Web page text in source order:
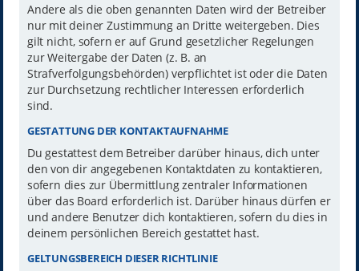
Andere als die oben genannten Daten wird der Betreiber
nur mit deiner Zustimmung an Dritte weitergeben. Dies
gilt nicht, sofern er auf Grund gesetzlicher Regelungen
zur Weitergabe der Daten (z. B. an
Strafverfolgungsbehörden) verpflichtet ist oder die Daten
zur Durchsetzung rechtlicher Interessen erforderlich
sind.
GESTATTUNG DER KONTAKTAUFNAHME
Du gestattest dem Betreiber darüber hinaus, dich unter
den von dir angegebenen Kontaktdaten zu kontaktieren,
sofern dies zur Übermittlung zentraler Informationen
über das Board erforderlich ist. Darüber hinaus dürfen er
und andere Benutzer dich kontaktieren, sofern du dies in
deinem persönlichen Bereich gestattet hast.
GELTUNGSBEREICH DIESER RICHTLINIE